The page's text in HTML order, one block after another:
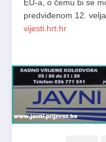
EU-a, o čemu bi se
predviđenom 12.
vijesti.hrt.hr